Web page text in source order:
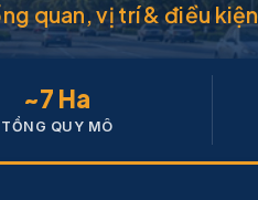
quan, vị trí & điều
~7 Ha
TỔNG QUY MÔ